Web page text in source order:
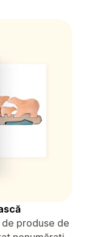
produse de